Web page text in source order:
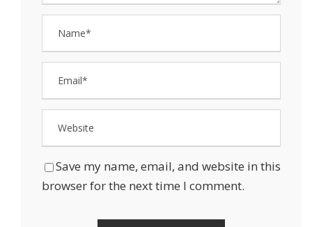
Save my name, email, and website in this
browser for the next time I comment.